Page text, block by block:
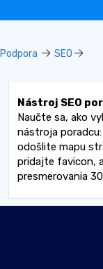
Podpora SEO
Nástroj SEO
Naučte sa, ako
nástroja
odošlite mapu
pridajte favicon,
presmerovania